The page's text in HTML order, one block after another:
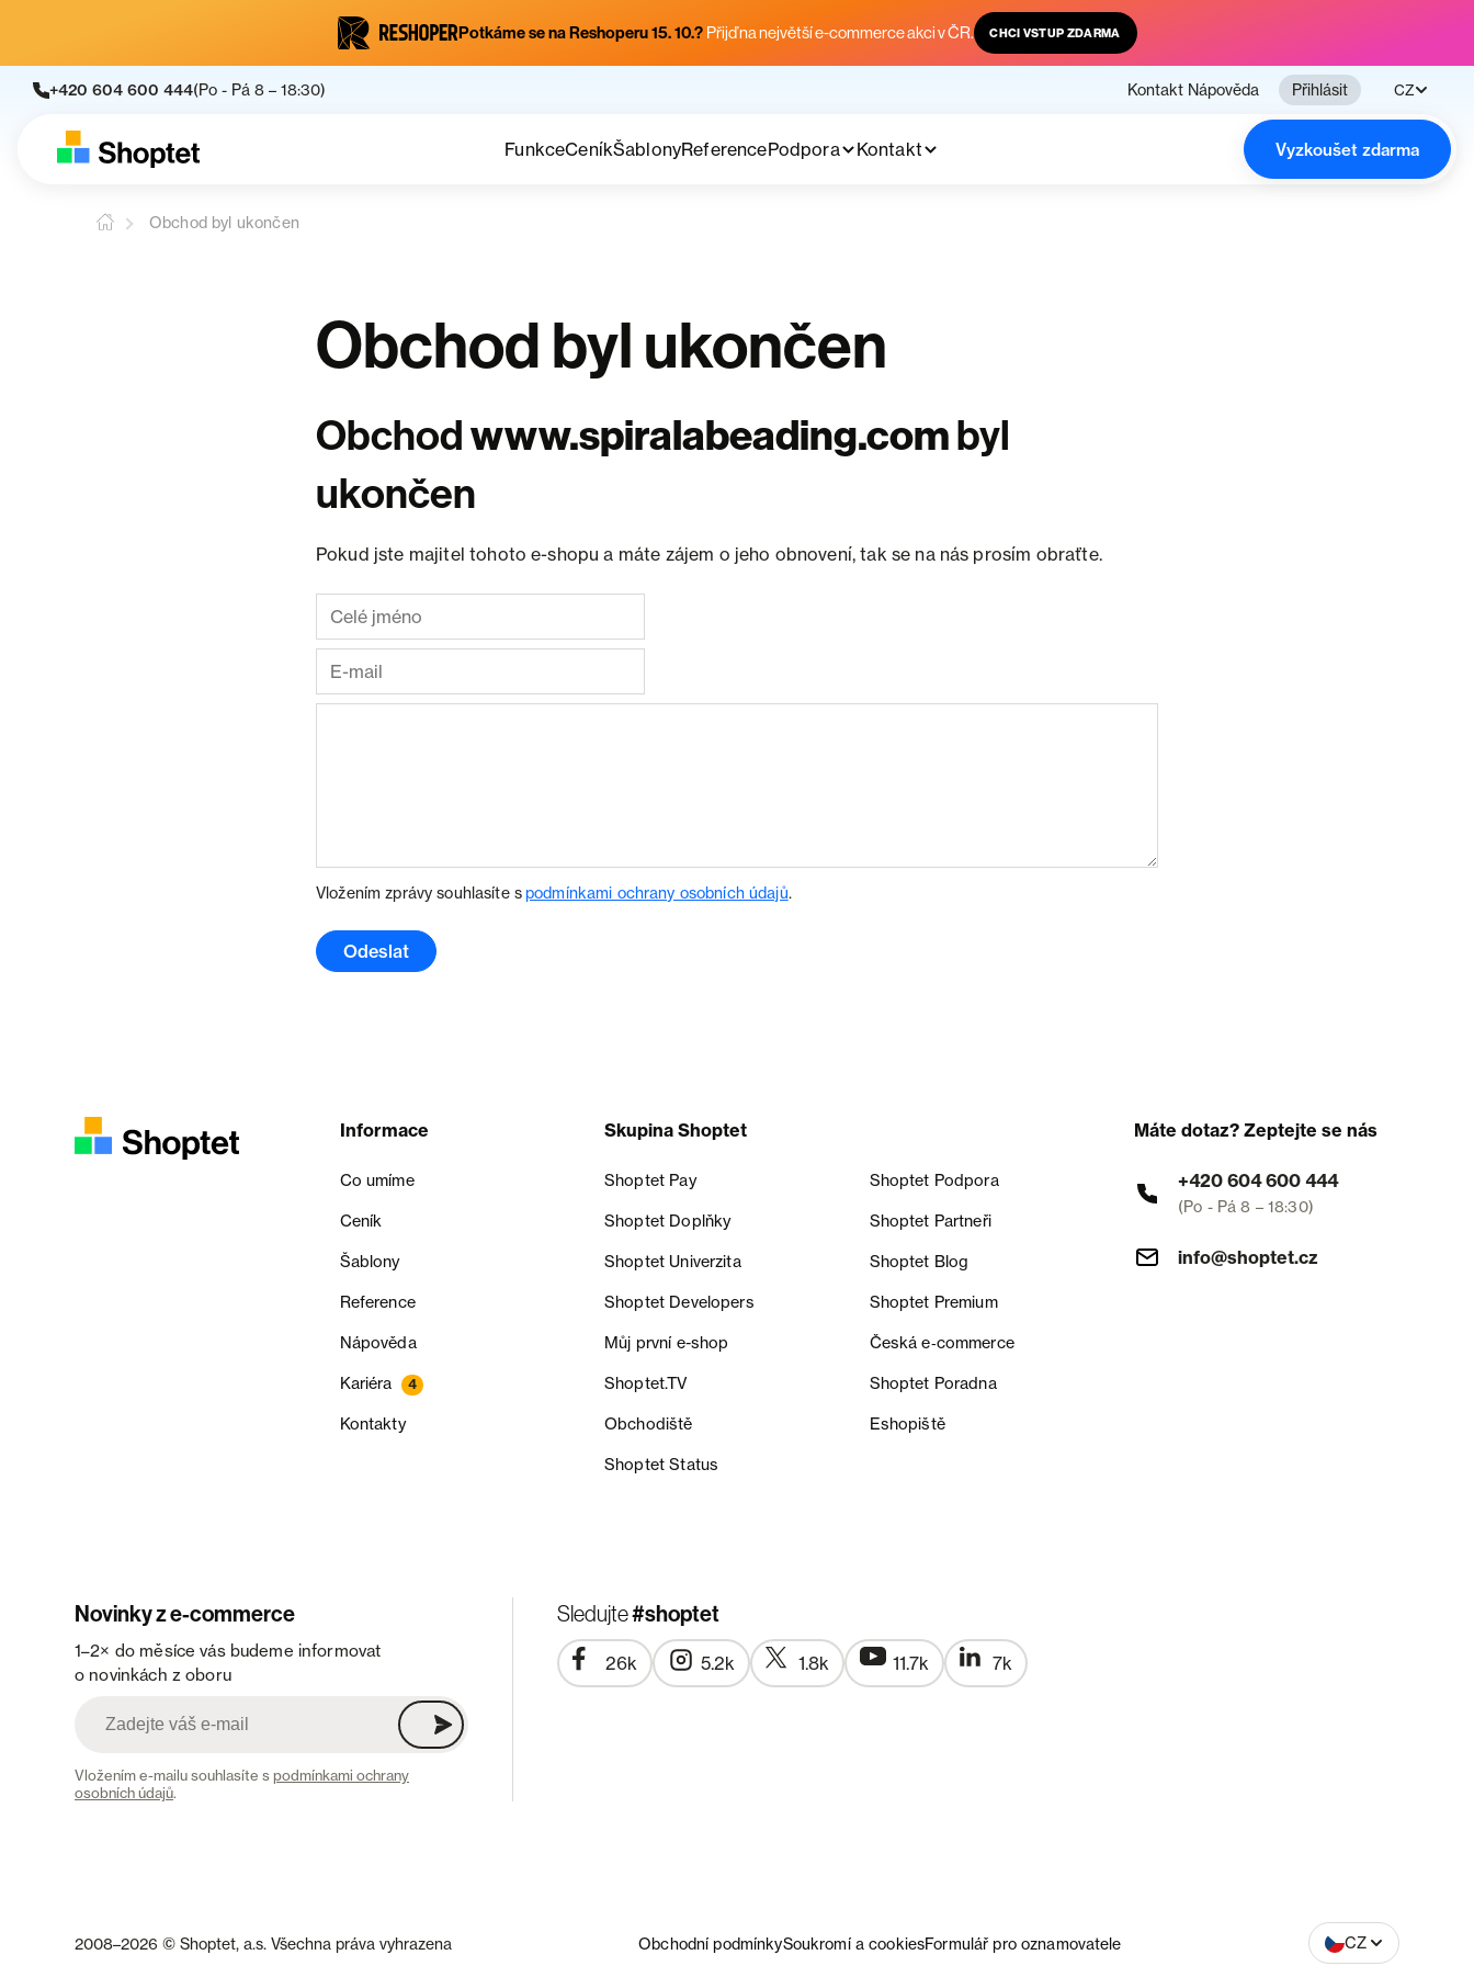
Potkáme se na Reshoperu 15. 10.? Přijď na největší e-commerce akci v ČR. CHCI VSTUP ZDARMA
+420 604 600 444(Po - Pá 8 – 18:30) Kontakt Nápověda Přihlásit CZ
FunkceCeníkŠablonyReferencePodpora Kontakt Vyzkoušet zdarma
Obchod byl ukončen
Obchod byl ukončen
Obchodwww.spiralabeading.combyl
ukončen
Pokud jste majitel tohoto e-shopu a máte zájem o jeho obnovení, tak se na nás prosím obraťte.
Vložením zprávy souhlasíte spodmínkami ochrany osobních údajů.
Odeslat
Informace
Co umíme
Ceník
Šablony
Reference
Nápověda
Kariéra 4
Kontakty
Skupina Shoptet
Shoptet Pay Shoptet Podpora
Shoptet Doplňky Shoptet Partneři
Shoptet Univerzita Shoptet Blog
Shoptet Developers Shoptet Premium
Můj první e-shop Česká e‑commerce
Shoptet.TV Shoptet Poradna
Obchodiště Eshopiště
Shoptet Status
Máte dotaz? Zeptejte se nás
+420 604 600 444
(Po - Pá 8 – 18:30)
info@shoptet.cz
Novinky z e-commerce
1–2× do měsíce vás budeme informovat
o novinkách z oboru
Vložením e-mailu souhlasíte spodmínkami ochrany
osobních údajů.
Sledujte#shoptet
26k 5.2k 1.8k 11.7k 7k
2008–2026 © Shoptet, a.s. Všechna práva vyhrazena Obchodní podmínkySoukromí a cookiesFormulář pro oznamovatele CZ